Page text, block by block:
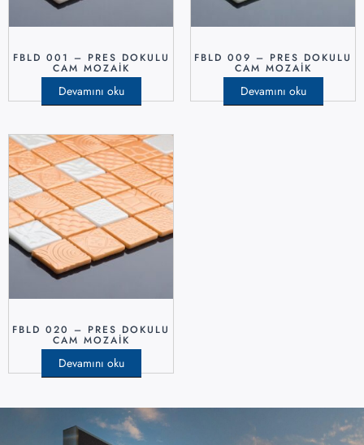
FBLD 001 – PRES DOKULU
CAM MOZAIK
Devamını oku
FBLD 009 – PRES DOKULU
CAM MOZAIK
Devamını oku
FBLD 020 – PRES DOKULU
CAM MOZAIK
Devamını oku